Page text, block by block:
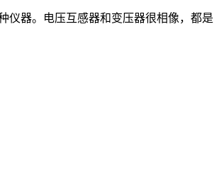
仪器。电压互感器和变压器很相像，都是